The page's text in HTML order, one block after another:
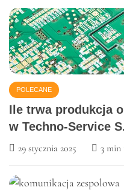
BIURO PORADNIKI
5
pracownika
29 października 2024